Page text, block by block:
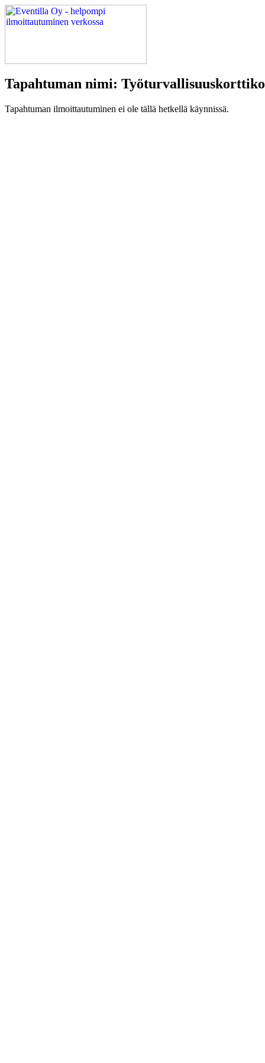
Tapahtuman nimi:
Tapahtuman ilmoittautuminen ei ole tällä hetkellä käynnissä.